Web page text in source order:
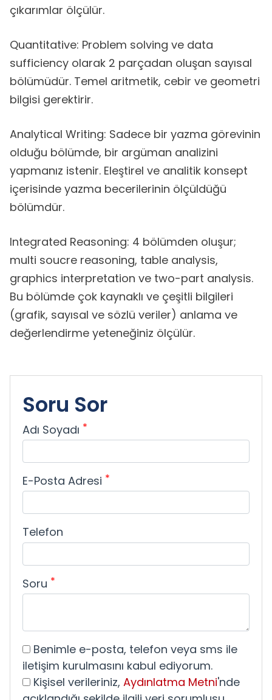
çıkarımlar ölçülür.
Quantitative: Problem solving ve data
sufficiency olarak 2 parçadan oluşan sayısal
bölümüdür. Temel aritmetik, cebir ve geometri
bilgisi gerektirir.
Analytical Writing: Sadece bir yazma görevinin
olduğu bölümde, bir argüman analizini
yapmanız istenir. Eleştirel ve analitik konsept
içerisinde yazma becerilerinin ölçüldüğü
bölümdür.
Integrated Reasoning: 4 bölümden oluşur;
multi soucre reasoning, table analysis,
graphics interpretation ve two-part analysis.
Bu bölümde çok kaynaklı ve çeşitli bilgileri
(grafik, sayısal ve sözlü veriler) anlama ve
değerlendirme yeteneğiniz ölçülür.
Soru Sor
Adı Soyadı *
E-Posta Adresi *
Telefon
Soru *
Benimle e-posta, telefon veya sms ile
iletişim kurulmasını kabul ediyorum.
Kişisel verileriniz, Aydınlatma Metni'nde